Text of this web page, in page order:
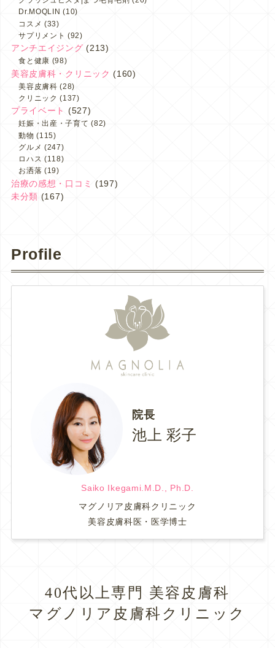
Dr.MOQLIN (10)
コスメ (33)
サプリメント (92)
アンチエイジング (213)
食と健康 (98)
美容皮膚科・クリニック (160)
美容皮膚科 (28)
クリニック (137)
プライベート (527)
妊娠・出産・子育て (82)
動物 (115)
グルメ (247)
ロハス (118)
お洒落 (19)
治療の感想・口コミ
(197)
未分類 (167)
Profile
院長
池上 彩子
Saiko Ikegami.M.D., Ph.D.
マグノリア皮膚科クリニック
美容皮膚科医・医学博士
40代以上専門 美容皮膚科
マグノリア皮膚科クリニック